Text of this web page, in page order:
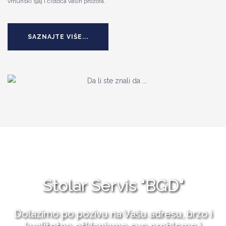
SAZNAJTE VIŠE...
Stolar Servis "BGD"
Dolazimo po pozivu na Vašu adresu, brzo i